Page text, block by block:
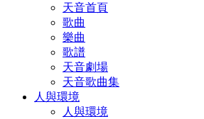
天音首頁
歌曲
樂曲
歌譜
天音劇場
天音歌曲集
人與環境
人與環境